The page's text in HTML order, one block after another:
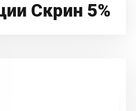
Скрин 5%